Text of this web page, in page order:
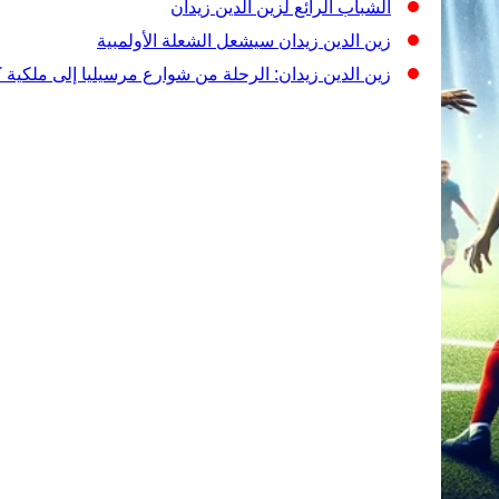
الشباب الرائع لزين الدين زيدان
زين الدين زيدان سيشعل الشعلة الأولمبية
زين الدين زيدان: الرحلة من شوارع مرسيليا إلى ملكية